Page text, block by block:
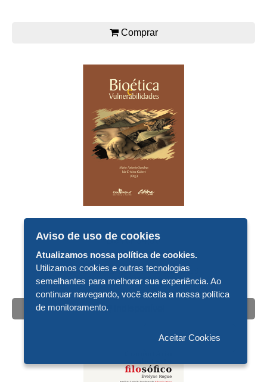
Comprar
De R$ 34,00
Por R$ 17,00
BIOÉTICA E VULNERABILIDADES
Aviso de uso de cookies
Atualizamos nossa política de cookies.
Utilizamos cookies e outras tecnologias
semelhantes para melhorar sua experiência. Ao
continuar navegando, você aceita a nossa política
de monitoramento.
Aceitar Cookies